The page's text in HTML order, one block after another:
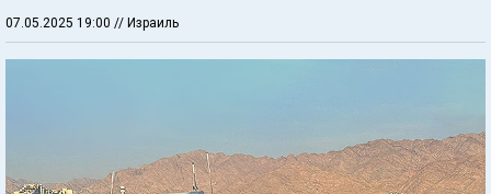
07.05.2025 19:00 // Израиль